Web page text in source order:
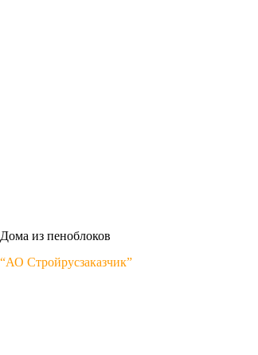
Дома из пеноблоков
“АО Стройрусзаказчик”